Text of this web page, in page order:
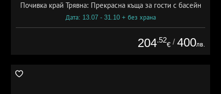
Почивка край Трявна: Прекрасна къща за гости с басейн
Дата: 13.07 - 31.10 + без храна
204.52
€ / 400лв.